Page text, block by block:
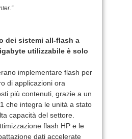
dei sistemi all-flash a
utilizzabile è solo
implementare flash per
di applicazioni ora
più contenuti, grazie a un
che integra le unità a stato
capacità del settore.
flash HP e le
dati accelerate